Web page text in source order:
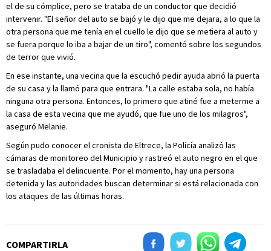
el de su cómplice, pero se trataba de un conductor que decidió
intervenir. "El señor del auto se bajó y le dijo que me dejara, a lo que la
otra persona que me tenía en el cuello le dijo que se metiera al auto y
se fuera porque lo iba a bajar de un tiro", comentó sobre los segundos
de terror que vivió.
En ese instante, una vecina que la escuchó pedir ayuda abrió la puerta
de su casa y la llamó para que entrara. "La calle estaba sola, no había
ninguna otra persona. Entonces, lo primero que atiné fue a meterme a
la casa de esta vecina que me ayudó, que fue uno de los milagros",
aseguró Melanie.
Según pudo conocer el cronista de Eltrece, la Policía analizó las
cámaras de monitoreo del Municipio y rastreó el auto negro en el que
se trasladaba el delincuente. Por el momento, hay una persona
detenida y las autoridades buscan determinar si está relacionada con
los ataques de las últimas horas.
COMPARTIRLA